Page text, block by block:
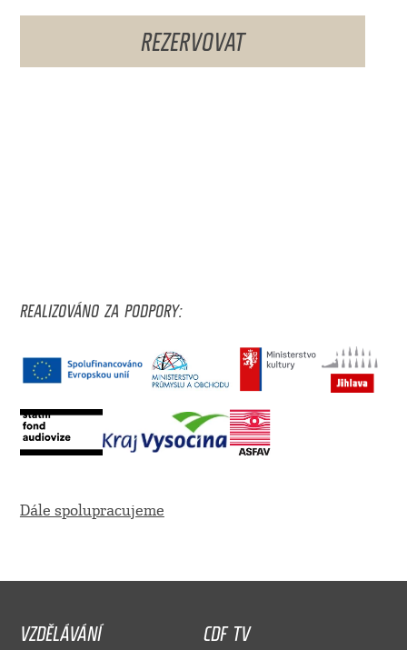
REZERVOVAT
REALIZOVÁNO ZA PODPORY:
Dále spolupracujeme
VZDĚLÁVÁNÍ
CDF TV